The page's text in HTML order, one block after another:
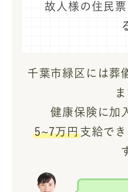
故人様の住民
千葉市緑区には葬
ま
健康保険に加
5~7万円支給で